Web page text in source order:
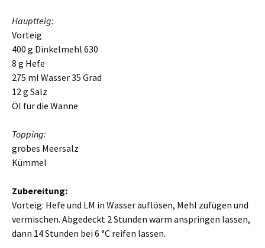
Hauptteig:
Vorteig
400 g Dinkelmehl 630
8 g Hefe
275 ml Wasser 35 Grad
12 g Salz
Öl für die Wanne
Topping:
grobes Meersalz
Kümmel
Zubereitung:
Vorteig: Hefe und LM in Wasser auflösen, Mehl zufügen und
vermischen. Abgedeckt 2 Stunden warm anspringen lassen,
dann 14 Stunden bei 6 °C reifen lassen.